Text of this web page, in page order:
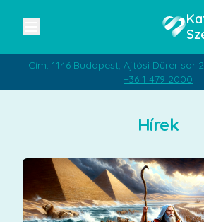
Cím: 1146 Budapest, Ajtósi Dürer sor
+36 1 479 2000
Hírek